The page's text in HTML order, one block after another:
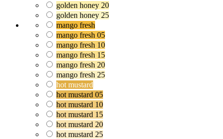
golden honey 20
golden honey 25
mango fresh
mango fresh 05
mango fresh 10
mango fresh 15
mango fresh 20
mango fresh 25
hot mustard
hot mustard 05
hot mustard 10
hot mustard 15
hot mustard 20
hot mustard 25